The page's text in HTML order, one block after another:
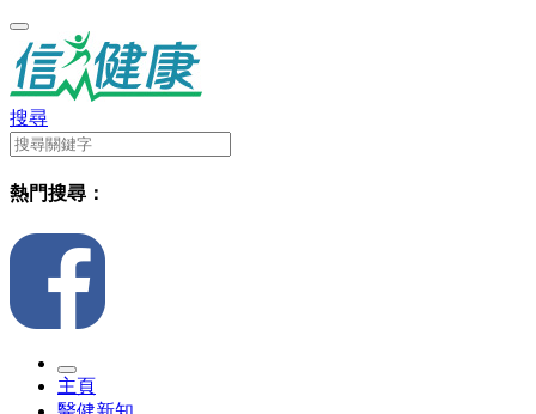
搜尋
熱門搜尋：
主頁